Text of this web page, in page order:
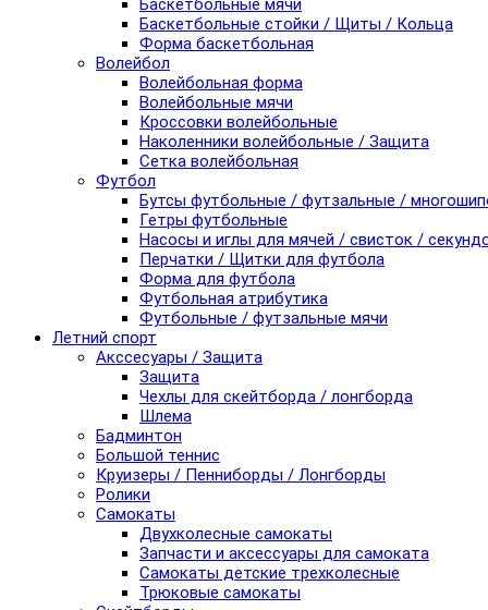
Баскетбольные мячи
Баскетбольные стойки / Щиты / Кольца
Форма баскетбольная
Волейбол
Волейбольная форма
Волейбольные мячи
Кроссовки волейбольные
Наколенники волейбольные / Защита
Сетка волейбольная
Футбол
Бутсы футбольные / футзальные /
Гетры футбольные
Насосы и иглы для мячей / свисток /
Перчатки / Щитки для футбола
Форма для футбола
Футбольная атрибутика
Футбольные / футзальные мячи
Летний спорт
Акссесуары / Защита
Защита
Чехлы для скейтборда / лонгборда
Шлема
Бадминтон
Большой теннис
Круизеры / Пенниборды / Лонгборды
Ролики
Самокаты
Двухколесные самокаты
Запчасти и аксессуары для самоката
Самокаты детские трехколесные
Трюковые самокаты